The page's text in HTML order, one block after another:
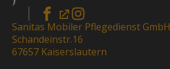
Sanitas Mobiler Pflegedienst GmbH
Schandeinstr.16
67657 Kaiserslautern